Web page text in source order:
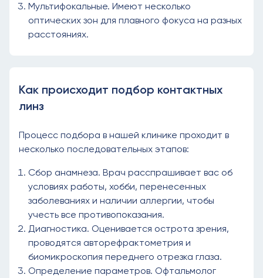
Мультифокальные. Имеют несколько
оптических зон для плавного фокуса на разных
расстояниях.
Как происходит подбор контактных
линз
Процесс подбора в нашей клинике проходит в
несколько последовательных этапов:
Сбор анамнеза. Врач расспрашивает вас об
условиях работы, хобби, перенесенных
заболеваниях и наличии аллергии, чтобы
учесть все противопоказания.
Диагностика. Оценивается острота зрения,
проводятся авторефрактометрия и
биомикроскопия переднего отрезка глаза.
Определение параметров. Офтальмолог